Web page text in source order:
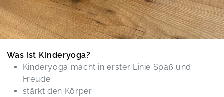
Was ist Kinderyoga?
Kinderyoga macht in erster Linie Spaß und
Freude
stärkt den Körper